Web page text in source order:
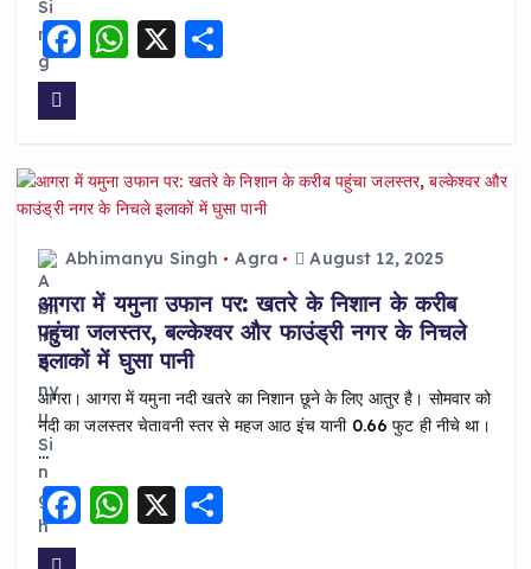
F
b
o
o
k
W
A
p
p
X S
Abhimanyu Singh Agra August 12, 2025
आगरा में यमुना उफान पर: खतरे के निशान के करीब
पहुंचा जलस्तर, बल्केश्वर और फाउंड्री नगर के निचले
इलाकों में घुसा पानी
आगरा। आगरा में यमुना नदी खतरे का निशान छूने के लिए आतुर है। सोमवार को
नदी का जलस्तर चेतावनी स्तर से महज आठ इंच यानी 0.66 फुट ही नीचे था।
…
F WX S